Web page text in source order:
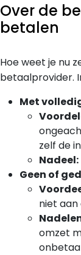
Over de
betalen
Hoe weet je nu
betaalprovider.
Met
zelf de
Nadeel:
Geen of
niet
omzet